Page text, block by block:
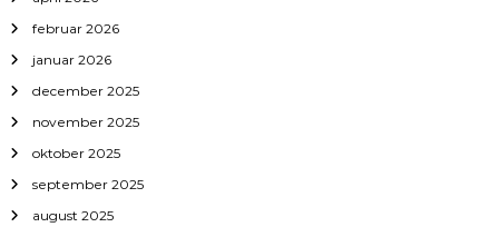
o
n
februar 2026
januar 2026
december 2025
november 2025
oktober 2025
september 2025
august 2025